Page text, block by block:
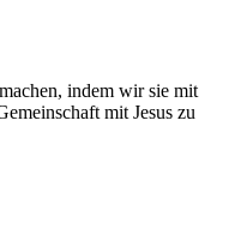
indem wir sie mit
mit Jesus zu